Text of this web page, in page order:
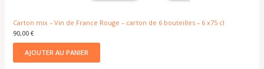
Carton mix – Vin de France Rouge – carton de 6 bouteilles – 6 x75 cl
90,00€
AJOUTER AU PANIER